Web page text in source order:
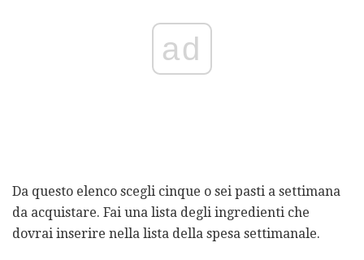
ad
Da questo elenco scegli cinque o sei pasti a settimana
da acquistare. Fai una lista degli ingredienti che
dovrai inserire nella lista della spesa settimanale.